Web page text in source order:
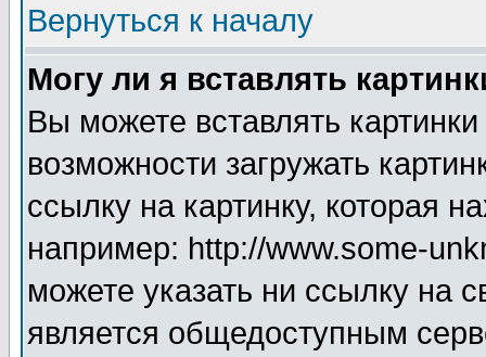
Вернуться к началу
Могу ли я вставлять
Вы можете вставлять
возможности загружать
ссылку на картинку, которая
например: http://www.some-
можете указать ни ссылку на
является общедоступным